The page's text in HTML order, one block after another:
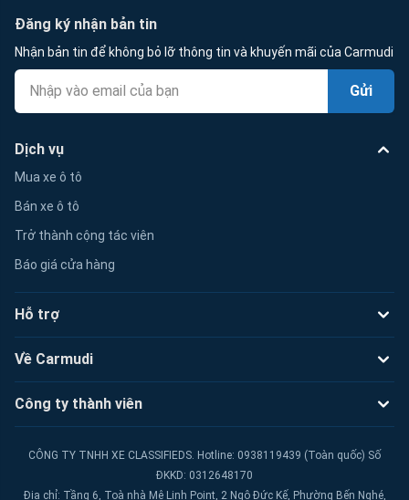
Đăng ký nhận bản tin
Nhận bản tin để không bỏ lỡ thông tin và khuyến mãi của Carmudi
Gửi
Dịch vụ
Mua xe ô tô
Bán xe ô tô
Trở thành cộng tác viên
Báo giá cửa hàng
Hỗ trợ
Về Carmudi
Công ty thành viên
CÔNG TY TNHH XE CLASSIFIEDS. Hotline: 0938119439 (Toàn quốc) Số
ĐKKD: 0312648170
Địa chỉ: Tầng 6, Toà nhà Mê Linh Point, 2 Ngô Đức Kế, Phường Bến Nghé,